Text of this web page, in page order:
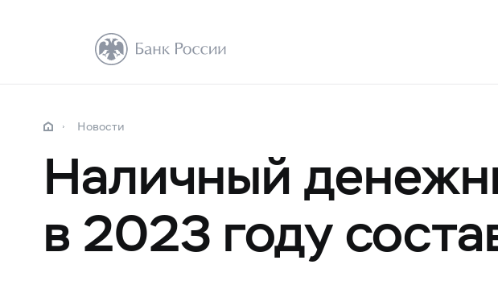
Новости
Наличный
в 2023 году